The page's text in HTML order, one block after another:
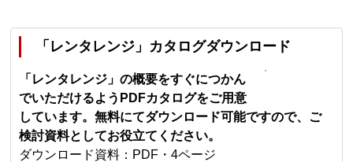
「レンタレンジ」カタログダウンロード
「レンタレンジ」の概要をすぐにつかん
でいただけるようPDFカタログをご用意
しています。無料にてダウンロード可能ですので、ご
検討資料としてお役立てください。
ダウンロード資料：PDF・4ページ